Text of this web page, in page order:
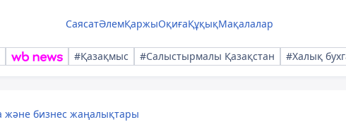
СаясатӘлемҚаржыОқиғаҚұқықМақалалар
#Қазақмыс #Салыстырмалы Қазақстан #Халық
және бизнес жаңалықтары